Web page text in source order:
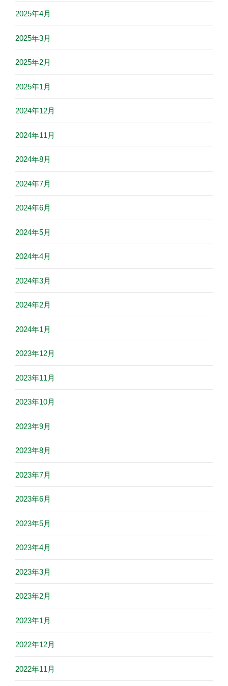
2025年4月
2025年3月
2025年2月
2025年1月
2024年12月
2024年11月
2024年8月
2024年7月
2024年6月
2024年5月
2024年4月
2024年3月
2024年2月
2024年1月
2023年12月
2023年11月
2023年10月
2023年9月
2023年8月
2023年7月
2023年6月
2023年5月
2023年4月
2023年3月
2023年2月
2023年1月
2022年12月
2022年11月